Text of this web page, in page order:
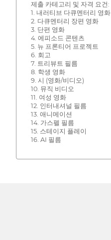
제출 카테고리 및 자격 요건:
1. 내러티브 다큐멘터리 영화
2. 다큐멘터리 장편 영화
3. 단편 영화
4. 에피소드 콘텐츠
5. 뉴 프론티어 프로젝트
6. 회고
7. 트리뷰트 필름
8. 학생 영화
9. 시 (영화/비디오)
10. 뮤직 비디오
11. 여성 영화
12. 인터내셔널 필름
13. 애니메이션
14. 가스펠 필름
15. 스테이지 플레이
16. AI 필름